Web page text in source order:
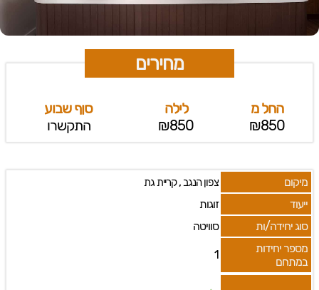
מחירים
החל מ
₪850
לילה
₪850
סןף שבוע
התקשרו
מיקום צפון הנגב,קריית גת
ייעוד
זוגות
סוג יחידה/ות
סוויטה
מספר יחידות
במתחם
1